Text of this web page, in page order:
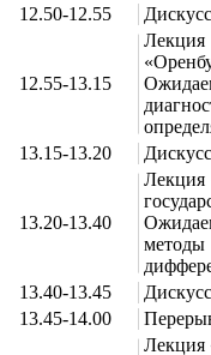
12.50-12.55
12.55-13.15
13.15-13.20
13.20-13.40
13.40-13.45
13.45-14.00